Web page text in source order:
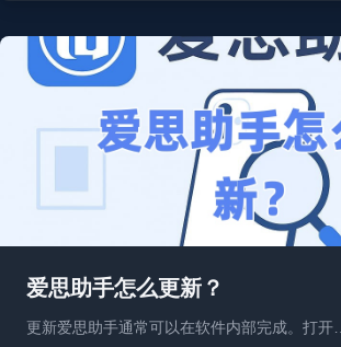
爱思助手怎么更新？
更新爱思助手通常可以在软件内部完成。打开…